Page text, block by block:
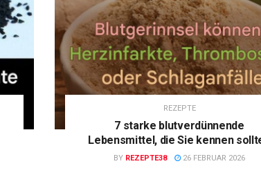
REZEPTE
7 starke blutverdünnende
Lebensmittel, die Sie kennen
BY REZEPTE38 26 FEBRUAR 2026